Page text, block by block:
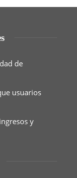
de
usuarios
y